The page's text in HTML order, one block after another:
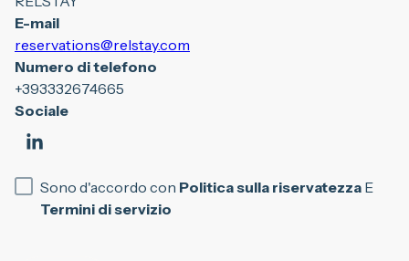
E-mail
reservations@relstay.com
Numero di telefono
+393332674665
Sociale
Sono d'accordo con Politica sulla riservatezza E
Termini di servizio